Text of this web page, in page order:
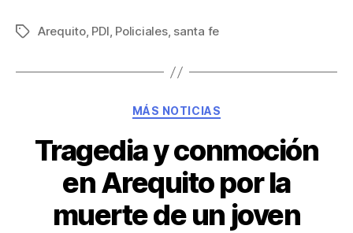
Arequito, PDI, Policiales, santa fe
MÁS NOTICIAS
Tragedia y conmoción
en Arequito por la
muerte de un joven